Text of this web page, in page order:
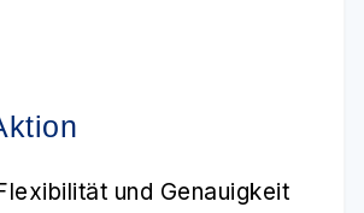
und Genauigkeit